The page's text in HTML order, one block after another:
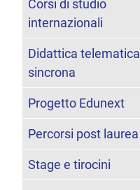
Corsi di studio
internazionali
Didattica telematica
sincrona
Progetto Edunext
Percorsi post laurea
Stage e tirocini